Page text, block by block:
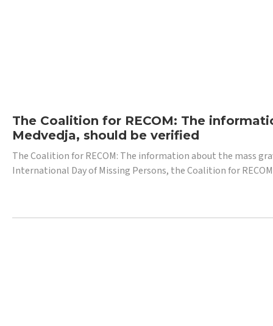
The Coalition for RECOM: The
Medvedja, should be verified
The Coalition for RECOM: The information about the mass
International Day of Missing Persons, the Coalition for